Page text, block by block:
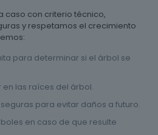
caso con criterio técnico,
y respetamos el crecimiento
para determinar si el árbol se
las raíces del árbol.
para evitar daños a futuro.
en caso de que resulte